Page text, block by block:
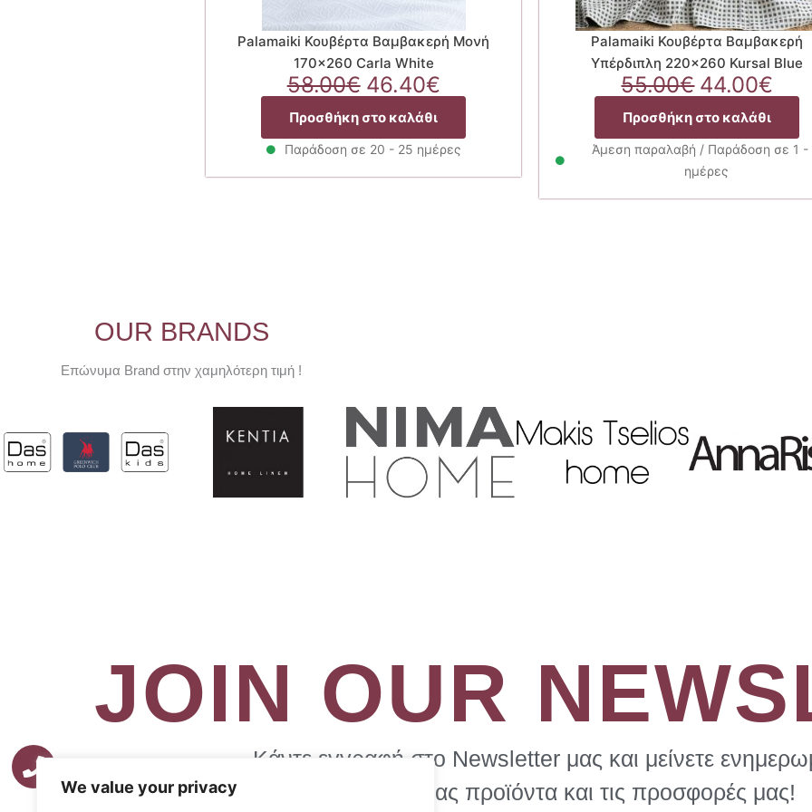
We value your privacy
Palamaiki Κουβέρτα Βαμβακερή Μονή
170×260 Carla White
58.00€ Original
price
was:
58.00€.
46.40€Η
τρέχουσα
είναι:
46.40€.
Προσθήκη στο καλάθι
Παράδοση σε 20 - 25 ημέρες
Palamaiki Κουβέρτα Βαμβακερή
Υπέρδιπλη 220×260 Kursal Blue
55.00€ Original
price
was:
55.00€.
44.00€
Προσθήκη στο καλάθι
Άμεση παραλαβή / Παράδοση σε 1 -
ημέρες
OUR BRANDS
Επώνυμα Brand στην χαμηλότερη τιμή !
JOIN OUR
Κάντε εγγραφή στο Newsletter μας και μείνετε
μας προϊόντα και τις προσφορές μας!